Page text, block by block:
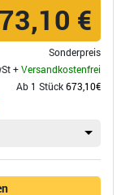
€
Sonderpreis
+Versandkostenfrei
Ab 1 Stück673,10€